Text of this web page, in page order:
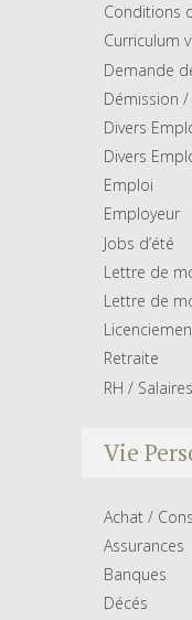
Conditions
Curriculum
Demande
Démission
Divers
Divers
Emploi
Employeur
Jobs d’été
Lettre de
Lettre de
Retraite
RH / Salaires
Vie
Achat /
Assurances
Banques
Décés